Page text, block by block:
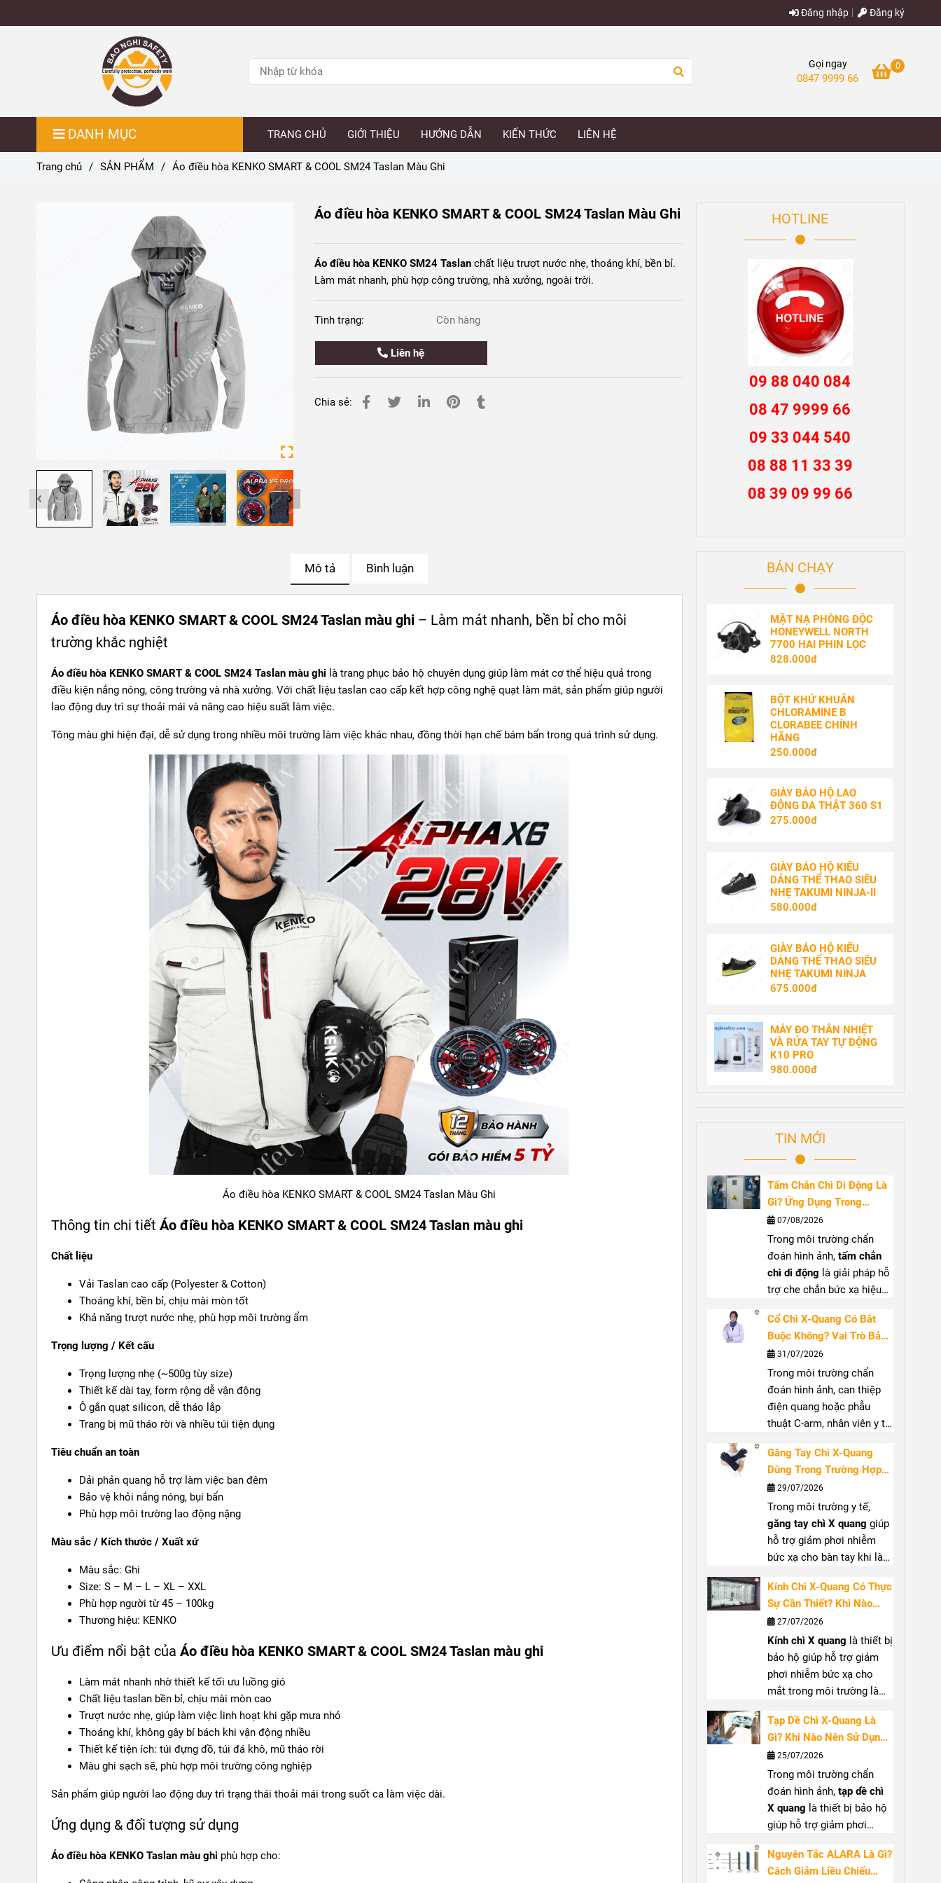
Đăng nhập Đăng ký
Gọi ngay
0847 9999 66
0
DANH MỤC TRANG CHỦ GIỚI THIỆU HƯỚNG DẪN KIẾN THỨC LIÊN HỆ
Trang chủ / SẢN PHẨM / Áo điều hòa KENKO SMART & COOL SM24 Taslan Màu Ghi
Áo điều hòa KENKO SMART & COOL SM24 Taslan Màu Ghi
Áo điều hòa KENKO SM24 Taslanchất liệu trượt nước nhẹ, thoáng khí, bền bỉ.
Làm mát nhanh, phù hợp công trường, nhà xưởng, ngoài trời.
Tình trạng: Còn hàng
Liên hệ
Chia sẻ:
Mô tả Bình luận
Áo điều hòa KENKO SMART & COOL SM24 Taslan màu ghi – Làm mát nhanh, bền bỉ cho môi
trường khắc nghiệt
Áo điều hòa KENKO SMART & COOL SM24 Taslan màu ghi là trang phục bảo hộ chuyên dụng giúp làm mát cơ thể hiệu quả trong
điều kiện nắng nóng, công trường và nhà xưởng. Với chất liệu taslan cao cấp kết hợp công nghệ quạt làm mát, sản phẩm giúp người
lao động duy trì sự thoải mái và nâng cao hiệu suất làm việc.
Tông màu ghi hiện đại, dễ sử dụng trong nhiều môi trường làm việc khác nhau, đồng thời hạn chế bám bẩn trong quá trình sử dụng.
Áo điều hòa KENKO SMART & COOL SM24 Taslan Màu Ghi
Thông tin chi tiết Áo điều hòa KENKO SMART & COOL SM24 Taslan màu ghi
Chất liệu
Vải Taslan cao cấp (Polyester & Cotton)
Thoáng khí, bền bỉ, chịu mài mòn tốt
Khả năng trượt nước nhẹ, phù hợp môi trường ẩm
Trọng lượng / Kết cấu
Trọng lượng nhẹ (~500g tùy size)
Thiết kế dài tay, form rộng dễ vận động
Ô gắn quạt silicon, dễ tháo lắp
Trang bị mũ tháo rời và nhiều túi tiện dụng
Tiêu chuẩn an toàn
Dải phản quang hỗ trợ làm việc ban đêm
Bảo vệ khỏi nắng nóng, bụi bẩn
Phù hợp môi trường lao động nặng
Màu sắc / Kích thước / Xuất xứ
Màu sắc: Ghi
Size: S – M – L – XL – XXL
Phù hợp người từ 45 – 100kg
Thương hiệu: KENKO
Ưu điểm nổi bật của Áo điều hòa KENKO SMART & COOL SM24 Taslan màu ghi
Làm mát nhanh nhờ thiết kế tối ưu luồng gió
Chất liệu taslan bền bỉ, chịu mài mòn cao
Trượt nước nhẹ, giúp làm việc linh hoạt khi gặp mưa nhỏ
Thoáng khí, không gây bí bách khi vận động nhiều
Thiết kế tiện ích: túi đựng đồ, túi đá khô, mũ tháo rời
Màu ghi sạch sẽ, phù hợp môi trường công nghiệp
Sản phẩm giúp người lao động duy trì trạng thái thoải mái trong suốt ca làm việc dài.
Ứng dụng & đối tượng sử dụng
Áo điều hòa KENKO Taslan màu ghi phù hợp cho:
HOTLINE
09 88 040 084
08 47 9999 66
09 33 044 540
08 88 11 33 39
08 39 09 99 66
BÁN CHẠY
MẶT NẠ PHÒNG ĐỘC
HONEYWELL NORTH
7700 HAI PHIN LỌC
828.000đ
BỘT KHỬ KHUẨN
CHLORAMINE B
CLORABEE CHÍNH
HÃNG
250.000đ
GIÀY BẢO HỘ LAO
ĐỘNG DA THẬT 360 S1
275.000đ
GIÀY BẢO HỘ KIỂU
DÁNG THỂ THAO SIÊU
NHẸ TAKUMI NINJA-II
580.000đ
GIÀY BẢO HỘ KIỂU
DÁNG THỂ THAO SIÊU
NHẸ TAKUMI NINJA
675.000đ
MÁY ĐO THÂN NHIỆT
VÀ RỬA TAY TỰ ĐỘNG
K10 PRO
980.000đ
TIN MỚI
Tấm Chắn Chì Di Động Là
Gì? Ứng Dụng Trong
Phòng Chụp X-Quang
07/08/2026
Trong môi trường chẩn
đoán hình ảnh,tấm chắn
chì di động là giải pháp hỗ
trợ che chắn bức xạ hiệu
cơ phơi nhiễm cho nhân
viên y tế và người xung
quanh. Với thiết kế linh
hoạt, dễ di chuyển,màn
chắn chì di độngphù hợp
sử dụng tại phòng X-
quang, phòng can thiệp và
tia X. Bài viết này,Bảo
Nghi Safety sẽ giúp bạn
hiểu rõ cấu tạo, ứng dụng
và cách lựa chọn thiết bị
phù hợp.
Cổ Chì X-Quang Có Bắt
Buộc Không? Vai Trò Bảo
Vệ Tuyến Giáp Trước Bức
Xạ
31/07/2026
Trong môi trường chẩn
đoán hình ảnh, can thiệp
điện quang hoặc phẫu
thuật C-arm, nhân viên y tế
tán xạ từ tia X.Cổ chì X
quang giúp che chắn vùng
cổ, hỗ trợ bảo vệ tuyến
giáp khi làm việc gần
nguồn phát. Bài viết sẽ
giúp bạn hiểu rõ vai trò,
trường hợp nên sử dụng và
giáp(thyroid shield) phù
hợp.
Găng Tay Chì X-Quang
Dùng Trong Trường Hợp
Nào? Hướng Dẫn Lựa
Chọn Đúng
29/07/2026
Trong môi trường y tế,
găng tay chì X quang giúp
hỗ trợ giảm phơi nhiễm
bức xạ cho bàn tay khi làm
biệt tại phòng can thiệp
hoặc phẫu thuật sử dụng
C-arm. Bài viết sẽ giúp bạn
hiểu rõ khi nào nên dùng
găng tay chống tia X, cách
chọngăng tay chì y tếphù
hợp và những lưu ý khi sử
tay
Kính Chì X-Quang Có Thực
Sự Cần Thiết? Khi Nào
Nên Sử Dụng?
27/07/2026
Kính chì X quang là thiết bị
bảo hộ giúp hỗ trợ giảm
phơi nhiễm bức xạ cho
mắt trong môi trường làm
giúp bạn hiểu rõ công
dụng, khi nào nên sử dụng
kính bảo hộ tia X
lựa chọn và cách bảo quản
để đảm bảo hiệu quả bảo
vệ.
Tạp Dề Chì X-Quang Là
Gì? Khi Nào Nên Sử Dụng
Và Cách Lựa Chọn
25/07/2026
Trong môi trường chẩn
đoán hình ảnh,tạp dề chì
X quang là thiết bị bảo hộ
giúp hỗ trợ giảm phơi
nguồn tia X. Sản phẩm
thường được sử dụng tại
Nguyên Tắc ALARA Là Gì?
Cách Giảm Liều Chiếu